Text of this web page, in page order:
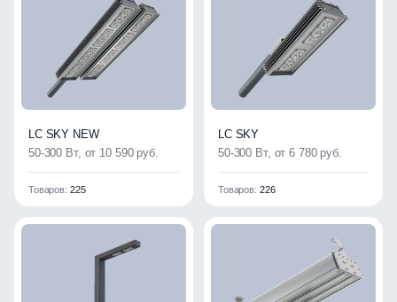
LC SKY NEW
50-300 Вт, от 10 590 руб.
Товаров: 225
LC SKY
50-300 Вт, от 6 780 руб.
Товаров: 226